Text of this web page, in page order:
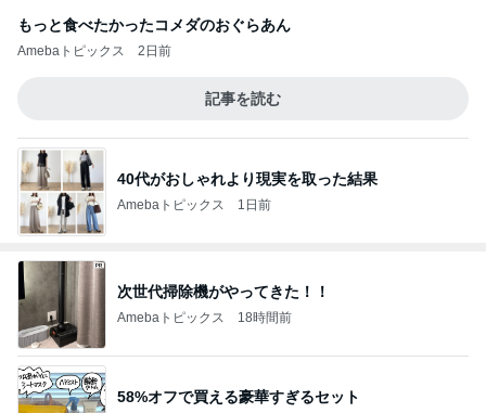
もっと食べたかったコメダのおぐらあん
Amebaトピックス 2日前
記事を読む
40代がおしゃれより現実を取った結果
Amebaトピックス 1日前
次世代掃除機がやってきた！！
Amebaトピックス 18時間前
58%オフで買える豪華すぎるセット